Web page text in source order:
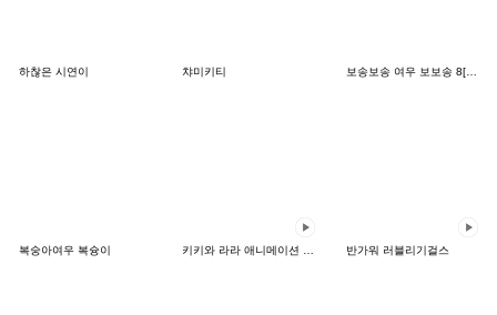
하찮은 시연이 챠미키티 보송보송 여우 보보송 8[JP]
복숭아여우 복슝이 반가워 러블리기걸스